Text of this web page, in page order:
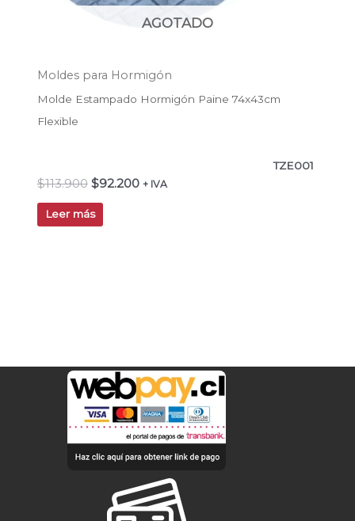
AGOTADO
Moldes para Hormigón
Molde Estampado Hormigón Paine 74x43cm
Flexible
TZE001
$113.900 $92.200 + IVA
Leer más